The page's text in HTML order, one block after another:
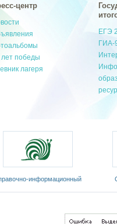
центр
лет победы
лагеря
ЕГЭ
ГИА-
информационный
портал «Русский язык»